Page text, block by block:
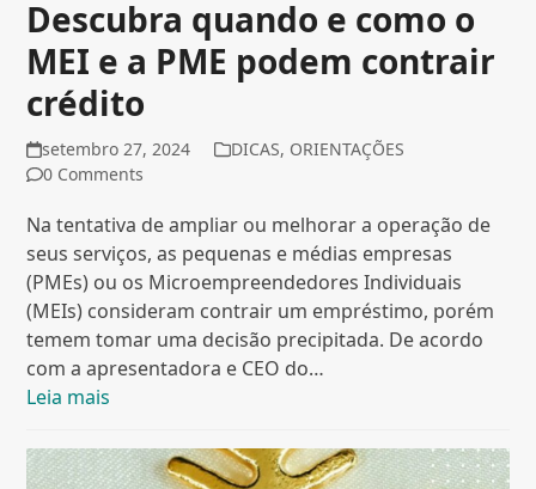
Descubra quando e como o
MEI e a PME podem contrair
crédito
setembro 27, 2024 DICAS, ORIENTAÇÕES
0 Comments
Na tentativa de ampliar ou melhorar a operação de
seus serviços, as pequenas e médias empresas
(PMEs) ou os Microempreendedores Individuais
(MEIs) consideram contrair um empréstimo, porém
temem tomar uma decisão precipitada. De acordo
com a apresentadora e CEO do…
Leia mais